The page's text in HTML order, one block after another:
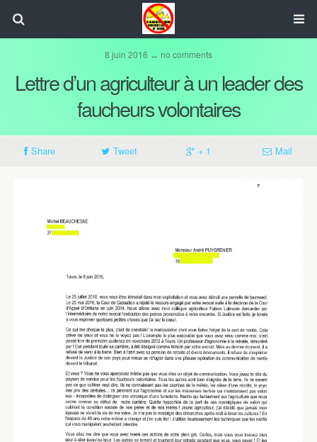
8 juin 2016 ↔ no comments
Lettre d’un agriculteur à un leader des
faucheurs volontaires
Share Tweet + 1 Mail